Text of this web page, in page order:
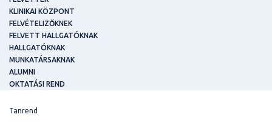
KLINIKAI KÖZPONT
FELVÉTELIZŐKNEK
FELVETT HALLGATÓKNAK
HALLGATÓKNAK
MUNKATÁRSAKNAK
ALUMNI
OKTATÁSI REND
Tanrend